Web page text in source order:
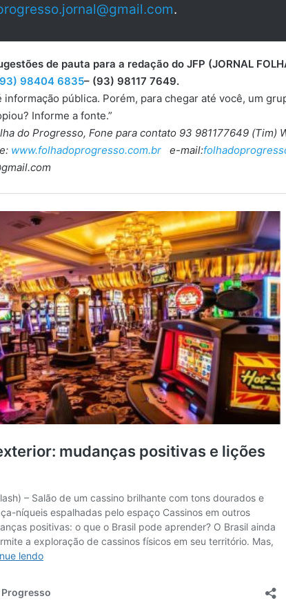
.
de pauta para a redação do JFP (JORNAL
98404 6835– (93) 98117 7649.
informação pública. Porém, para chegar até você, um
Informe a fonte.”
do Progresso, Fone para contato 93 981177649 (Tim)
www.folhadoprogresso.com.br e-mail: